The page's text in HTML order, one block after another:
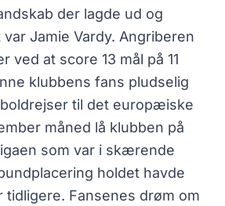
der lagde ud og
Jamie Vardy. Angriberen
ved at score 13 mål på 11
klubbens fans pludselig
til det europæiske
måned lå klubben på
som var i skærende
holdet havde
Fansenes drøm om